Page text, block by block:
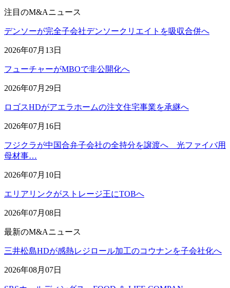
注目のM&Aニュース
デンソーが完全子会社デンソークリエイトを吸収合併へ
2026年07月13日
フューチャーがMBOで非公開化へ
2026年07月29日
ロゴスHDがアエラホームの注文住宅事業を承継へ
2026年07月16日
フジクラが中国合弁子会社の全持分を譲渡へ 光ファイバ用
母材事…
2026年07月10日
エリアリンクがストレージ王にTOBへ
2026年07月08日
最新のM&Aニュース
三井松島HDが感熱レジロール加工のコウナンを子会社化へ
2026年08月07日